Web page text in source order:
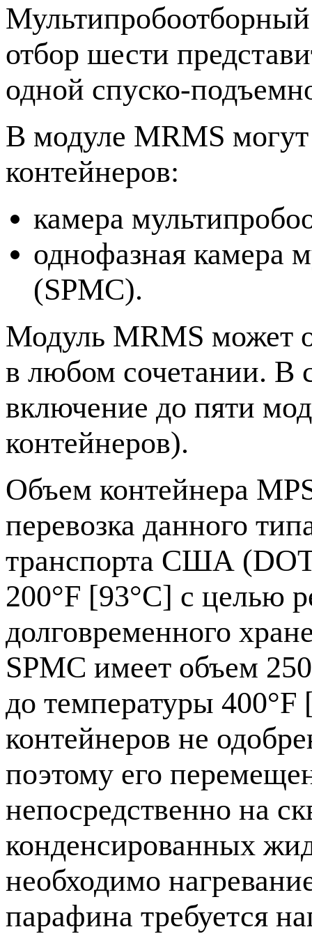
отбор шести
одной спуско-
В модуле MRMS могут
контейнеров:
камера
однофазная камера
(SPMC).
Модуль MRMS может
в любом сочетании. В
включение до пяти
контейнеров).
Объем контейнера
перевозка данного
транспорта США
200°F [93°C] с целью
долговременного
SPMC имеет объем
до температуры 400°F
контейнеров не
поэтому его
непосредственно на
конденсированных
необходимо
парафина требуется